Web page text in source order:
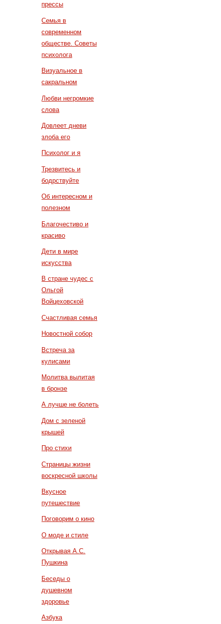
прессы
Семья в
современном
обществе. Советы
психолога
Визуальное в
сакральном
Любви негромкие
слова
Довлеет дневи
злоба его
Психолог и я
Трезвитесь и
бодрствуйте
Об интересном и
полезном
Благочестиво и
красиво
Дети в мире
искусства
В стране чудес с
Ольгой
Войцеховской
Счастливая семья
Новостной собор
Встреча за
кулисами
Молитва вылитая
в бронзе
А лучше не болеть
Дом с зеленой
крышей
Про стихи
Страницы жизни
воскресной школы
Вкусное
путешествие
Поговорим о кино
О моде и стиле
Открывая А.С.
Пушкина
Беседы о
душевном
здоровье
Азбука